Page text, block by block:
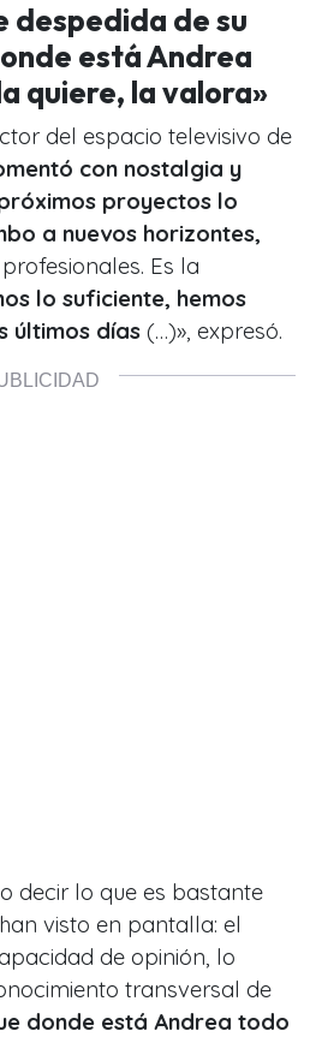
despedida de su
está Andrea
quiere, la valora»
del espacio televisivo de
con nostalgia y
proyectos lo
a nuevos horizontes,
Es la
lo suficiente, hemos
últimos días (…)», expresó.
decir lo que es bastante
visto en pantalla: el
de opinión, lo
transversal de
donde está Andrea todo